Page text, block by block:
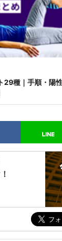
29種｜手順・陽